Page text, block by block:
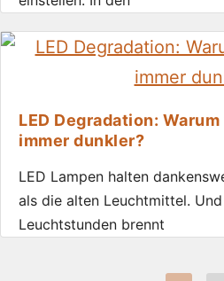
LED Degradation:
immer dunkler?
LED Lampen halten
als die alten Leuchtmittel.
Leuchtstunden brennt